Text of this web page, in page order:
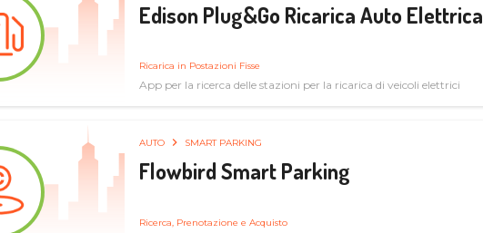
Edison Plug&Go Ricarica Auto Elettrica
Ricarica in Postazioni Fisse
App per la ricerca delle stazioni per la ricarica di veicoli elettrici
AUTO SMART PARKING
Flowbird Smart Parking
Ricerca, Prenotazione e Acquisto